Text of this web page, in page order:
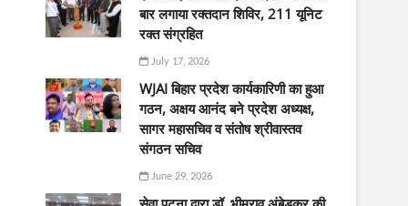
बार लगाया रक्तदान शिविर, 211 यूनिट
रक्त संग्रहित
July 17, 2026
WJAI बिहार प्रदेश कार्यकारिणी का हुआ
गठन, अक्षय आनंद बने प्रदेश अध्यक्ष,
सागर महासचिव व संतोष श्रीवास्तव
संगठन सचिव
June 29, 2026